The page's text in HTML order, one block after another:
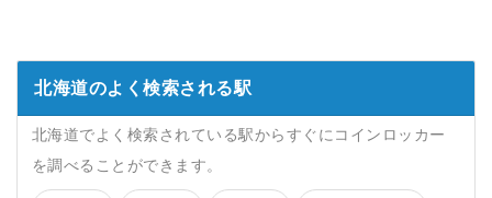
北海道のよく検索される駅
北海道でよく検索されている駅からすぐにコインロッカー
を調べることができます。